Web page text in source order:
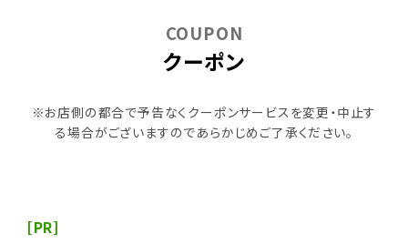
クーポン
COUPON
※お店側の都合で予告なくクーポンサービスを変更・中止す
る場合がございますのであらかじめご了承ください。
[PR]